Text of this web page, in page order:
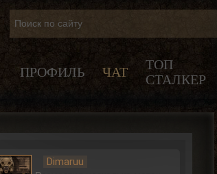
ПРОФИЛЬ ЧАТ
ТОП
СТАЛКЕР
Dimaruu